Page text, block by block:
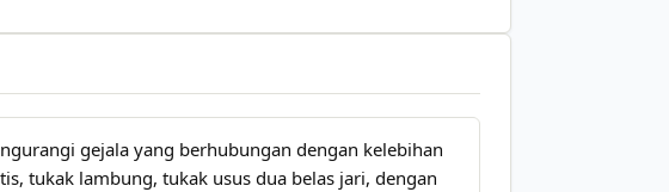
gejala yang berhubungan dengan kelebihan
tukak lambung, tukak usus dua belas jari, dengan